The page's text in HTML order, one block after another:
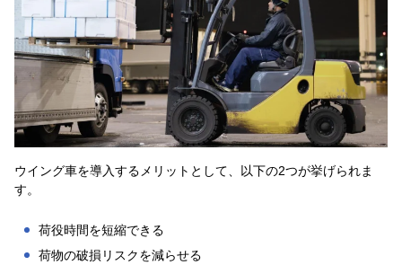
ウイング車を導入するメリットとして、以下の2つが挙げられま
す。
荷役時間を短縮できる
荷物の破損リスクを減らせる